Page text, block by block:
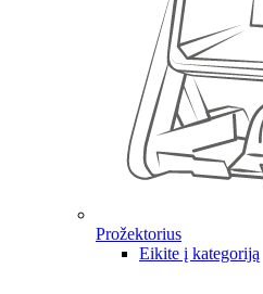
Prožektorius
Eikite į kategoriją